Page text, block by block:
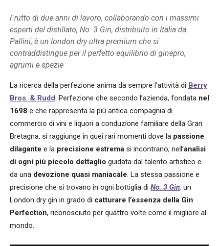
Frutto di due anni di lavoro, collaborando con i massimi
esperti del distillato, No. 3 Gin, distribuito in Italia da
Pallini, è un london dry ultra premium che si
contraddistingue per il perfetto equilibrio di ginepro,
agrumi e spezie
La ricerca della perfezione anima da sempre l’attività di Berry
Bros. & Rudd. Perfezione che secondo l’azienda, fondata nel
1698 e che rappresenta la più antica compagnia di
commercio di vini e liquori a conduzione familiare della Gran
Bretagna, si raggiunge in quei rari momenti dove la passione
dilagante e la precisione estrema si incontrano, nell’analisi
di ogni più piccolo dettaglio guidata dal talento artistico e
da una devozione quasi maniacale. La stessa passione e
precisione che si trovano in ogni bottiglia di No. 3 Gin: un
London dry gin in grado di catturare l’essenza della Gin
Perfection, riconosciuto per quattro volte come il migliore al
mondo.